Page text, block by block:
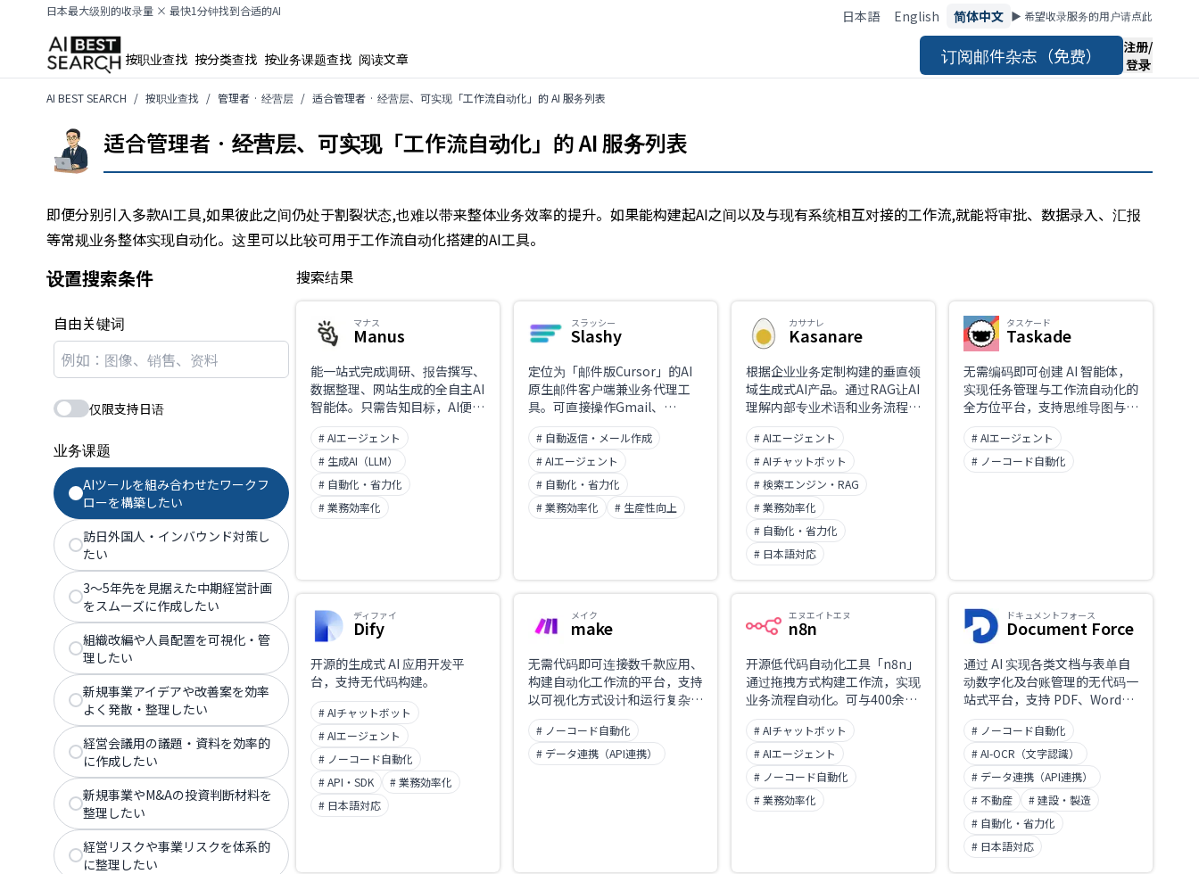
日本最大级别的收录量 × 最快1分钟找到合适的AI 日本語 English 简体中文 ▶︎ 希望收录服务的用户请点此
按职业查找 按分类查找 按业务课题查找 阅读文章 订阅邮件杂志（免费）
注册/
登录
AI BEST SEARCH 按职业查找 管理者 · 经营层 适合管理者 · 经营层、可实现「工作流自动化」的 AI 服务列表
适合管理者 · 经营层、可实现「工作流自动化」的 AI 服务列表
即便分别引入多款AI工具,如果彼此之间仍处于割裂状态,也难以带来整体业务效率的提升。如果能构建起AI之间以及与现有系统相互对接的工作流,就能将审批、数据录入、汇报
等常规业务整体实现自动化。这里可以比较可用于工作流自动化搭建的AI工具。
设置搜索条件
自由关键词
仅限支持日语
业务课题
AIツールを組み合わせたワークフ
ローを構築したい
訪日外国人・インバウンド対策し
たい
3〜5年先を見据えた中期経営計画
をスムーズに作成したい
組織改編や人員配置を可視化・管
理したい
新規事業アイデアや改善案を効率
よく発散・整理したい
経営会議用の議題・資料を効率的
に作成したい
新規事業やM&Aの投資判断材料を
整理したい
経営リスクや事業リスクを体系的
に整理したい
搜索结果
マナス
Manus
能一站式完成调研、报告撰写、
数据整理、网站生成的全自主AI
智能体。只需告知目标，AI便自
行完成规划、执行与验证，直至
任务完成。其特色在于由规划
器、执行器、验证器协同运作的
多智能体架构。
# AIエージェント
# 生成AI（LLM）
# 自動化・省力化
# 業務効率化
スラッシー
Slashy
定位为「邮件版Cursor」的AI
原生邮件客户端兼业务代理工
具。可直接操作Gmail、
Google日历、Notion、Slack
等，自动生成回复草稿、整理收
件箱、准备会议、更新CRM及
创建工单，全程自主执行。已入
选YC S25。
# 自動返信・メール作成
# AIエージェント
# 自動化・省力化
# 業務効率化
# 生産性向上
カサナレ
Kasanare
根据企业业务定制构建的垂直领
域生成式AI产品。通过RAG让AI
理解内部专业术语和业务流程，
结合符合组织规范的使用管控，
以及能驱动现有系统的动作控
制，实现不止于生成回答、能真
正落地执行的AI智能体。已在三
菱UFJ信托银行等机构落地部
署。开发商为Kasanare株式会
社。
# AIエージェント
# AIチャットボット
# 検索エンジン・RAG
# 業務効率化
# 自動化・省力化
# 日本語対応
タスケード
Taskade
无需编码即可创建 AI 智能体，
实现任务管理与工作流自动化的
全方位平台，支持思维导图与看
板视图。
# AIエージェント
# ノーコード自動化
ディファイ
Dify
开源的生成式 AI 应用开发平
台，支持无代码构建。
# AIチャットボット
# AIエージェント
# ノーコード自動化
# API・SDK
# 業務効率化
# 日本語対応
メイク
make
无需代码即可连接数千款应用、
构建自动化工作流的平台，支持
以可视化方式设计和运行复杂的
业务流程。
# ノーコード自動化
# データ連携（API連携）
エヌエイトエヌ
n8n
开源低代码自动化工具「n8n」
通过拖拽方式构建工作流，实现
业务流程自动化。可与400余种
服务集成，支持接入Slack、
Google Sheets、GitHub、
OpenAI等平台。
# AIチャットボット
# AIエージェント
# ノーコード自動化
# 業務効率化
ドキュメントフォース
Document Force
通过 AI 实现各类文档与表单自
动数字化及台账管理的无代码一
站式平台，支持 PDF、Word、
Excel、图像等多种文件格式，
现场人员也能轻松推进业务自动
化。
# ノーコード自動化
# AI-OCR（文字認識）
# データ連携（API連携）
# 不動産
# 建設・製造
# 自動化・省力化
# 日本語対応